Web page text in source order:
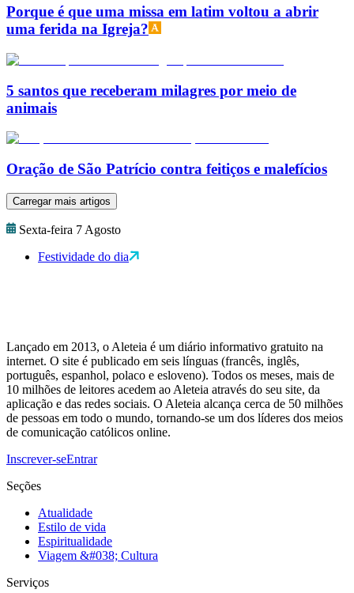
Porque é que uma missa em latim voltou a abrir
uma ferida na Igreja?
5 santos que receberam milagres por meio de
animais
Oração de São Patrício contra feitiços e malefícios
Carregar mais artigos
Sexta-feira 7 Agosto
Festividade do dia
Lançado em 2013, o Aleteia é um diário informativo gratuito na
internet. O site é publicado em seis línguas (francês, inglês,
português, espanhol, polaco e esloveno). Todos os meses, mais de
10 milhões de leitores acedem ao Aleteia através do seu site, da
aplicação e das redes sociais. O Aleteia alcança cerca de 50 milhões
de pessoas em todo o mundo, tornando-se um dos líderes dos meios
de comunicação católicos online.
Inscrever-seEntrar
Seções
Atualidade
Estilo de vida
Espiritualidade
Viagem &#038; Cultura
Serviços